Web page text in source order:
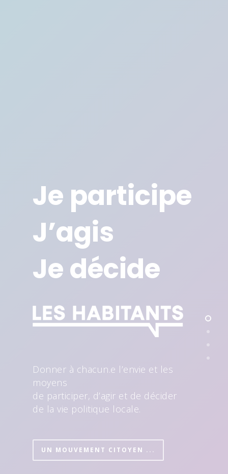
Je participe
J’agis
Je décide
Donner à chacun.e l’envie et les
moyens
de participer, d’agir et de décider
de la vie politique locale.
UN MOUVEMENT CITOYEN ...